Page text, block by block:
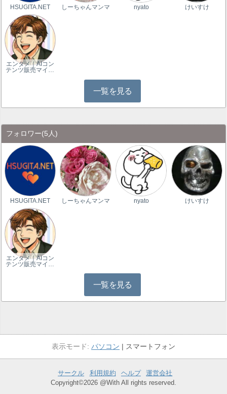
HSUGITA.NET しーちゃんマンマ nyato けいすけ
エンタメ｜AIコン
テンツ販売マイ…
一覧を見る
フォロワー(5人)
HSUGITA.NET しーちゃんマンマ nyato けいすけ
エンタメ｜AIコン
テンツ販売マイ…
一覧を見る
パソコン スマートフォン
サークル 利用規約 ヘルプ
運営会社
Copyright©2026 @With All rights reserved.